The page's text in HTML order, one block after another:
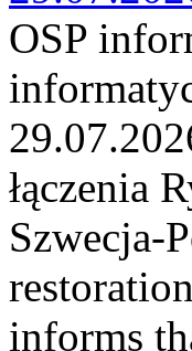
OSP
łączenia
Szwecja-
informs